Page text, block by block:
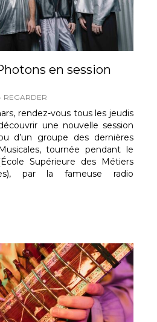
en session
REGARDER
rendez-vous tous les jeudis
une nouvelle session
d’un groupe des dernières
tournée pendant le
Supérieure des Métiers
par la fameuse radio